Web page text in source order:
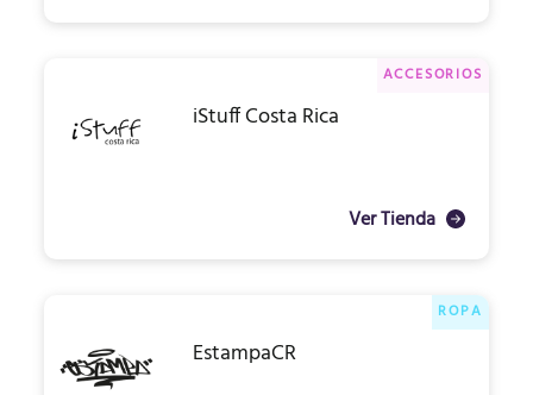
ACCESORIOS
iStuff Costa Rica
Ver Tienda
ROPA
EstampaCR